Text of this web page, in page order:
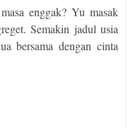
enggak? Yu masak
Semakin jadul usia
bersama dengan cinta